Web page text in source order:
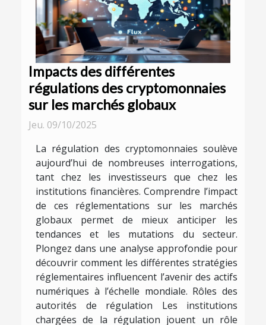
Impacts des différentes
régulations des cryptomonnaies
sur les marchés globaux
Jeu. 09/10/2025
La régulation des cryptomonnaies soulève
aujourd’hui de nombreuses interrogations,
tant chez les investisseurs que chez les
institutions financières. Comprendre l’impact
de ces réglementations sur les marchés
globaux permet de mieux anticiper les
tendances et les mutations du secteur.
Plongez dans une analyse approfondie pour
découvrir comment les différentes stratégies
réglementaires influencent l’avenir des actifs
numériques à l’échelle mondiale. Rôles des
autorités de régulation Les institutions
chargées de la régulation jouent un rôle